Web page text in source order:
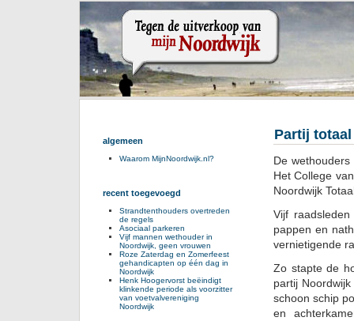
Partij
De
Het College
Noordwijk
Vijf
pappen en
vernietigende
Zo stapte de
partij
schoon schip
en
algemeen
Waarom MijnNoordwijk.nl?
recent toegevoegd
Strandtenthouders overtreden
de regels
Asociaal parkeren
Vijf mannen wethouder in
Noordwijk, geen vrouwen
Roze Zaterdag en Zomerfeest
gehandicapten op één dag in
Noordwijk
Henk Hoogervorst beëindigt
klinkende periode als voorzitter
van voetvalvereniging
Noordwijk